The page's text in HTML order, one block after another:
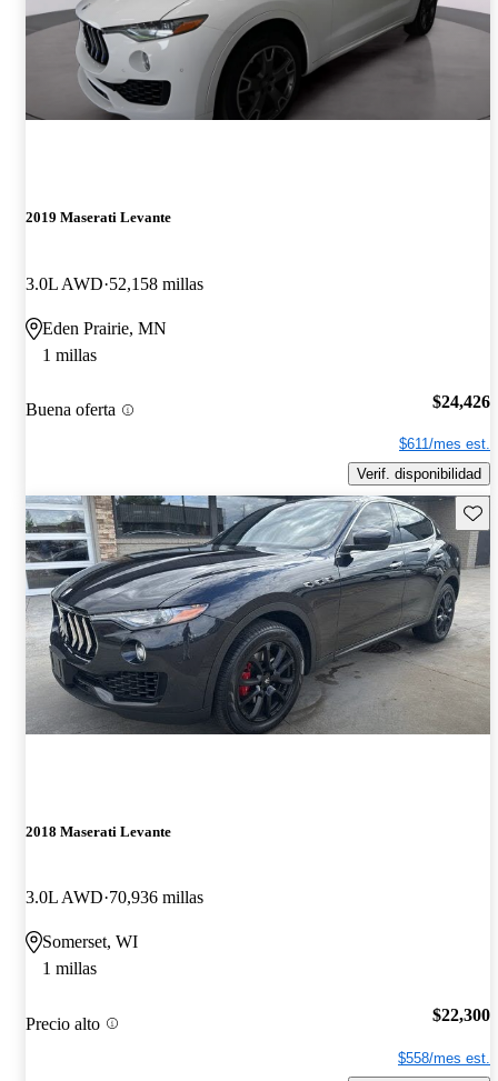
2019 Maserati Levante
3.0L AWD 52,158 millas
Eden Prairie, MN
1 millas
Buena oferta $24,426
$611/mes est.
Verif. disponibilidad
2018 Maserati Levante
3.0L AWD 70,936 millas
Somerset, WI
1 millas
Precio alto $22,300
$558/mes est.